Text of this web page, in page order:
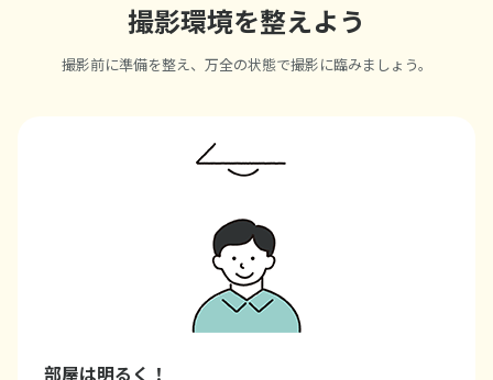
撮影環境を整えよう
撮影前に準備を整え、万全の状態で撮影に臨みましょう。
部屋は明るく！